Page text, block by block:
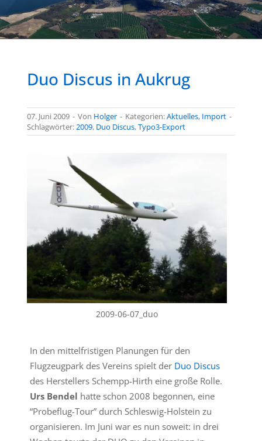
Duo Discus in Aukrug
07. Juni 2009 - Von Holger - Kategorien:Aktuelles, Import -
Schlagwörter:2009, Duo Discus,Typo3-Export
2009-06-07_duo
In den mittelfristigen Planungen für den
Flugzeugpark des Vereins spielt der Duo Discus
des Herstellers Schempp-Hirth eine große Rolle.
Urs Bendel hatte schon 2008 begonnen, eine
“Probeflug-Tour” durch Schleswig-Holstein zu
organisieren. Im Juni war es nun soweit: in drei